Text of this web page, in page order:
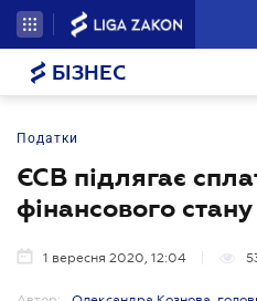
БІЗНЕС
Податки
ЄСВ підлягає
фінансового
1 вересня 2020, 12:04